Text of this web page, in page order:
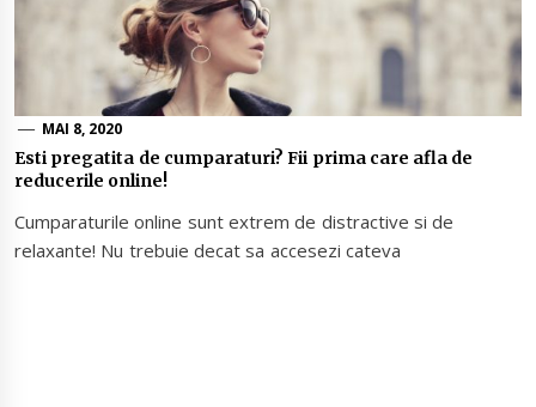
MAI 8, 2020
Esti pregatita de cumparaturi? Fii prima care afla de
reducerile online!
Cumparaturile online sunt extrem de distractive si de
relaxante! Nu trebuie decat sa accesezi cateva